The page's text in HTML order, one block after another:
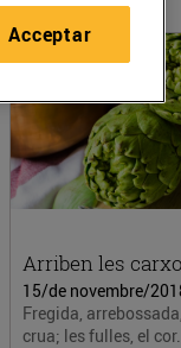
Arriben les
15/de novembre/
Fregida,
crua; les fulles, el
Acceptar